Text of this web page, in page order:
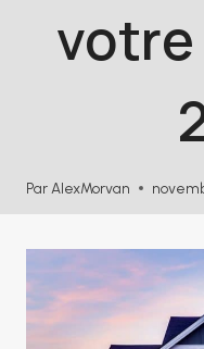
Par AlexMorvan